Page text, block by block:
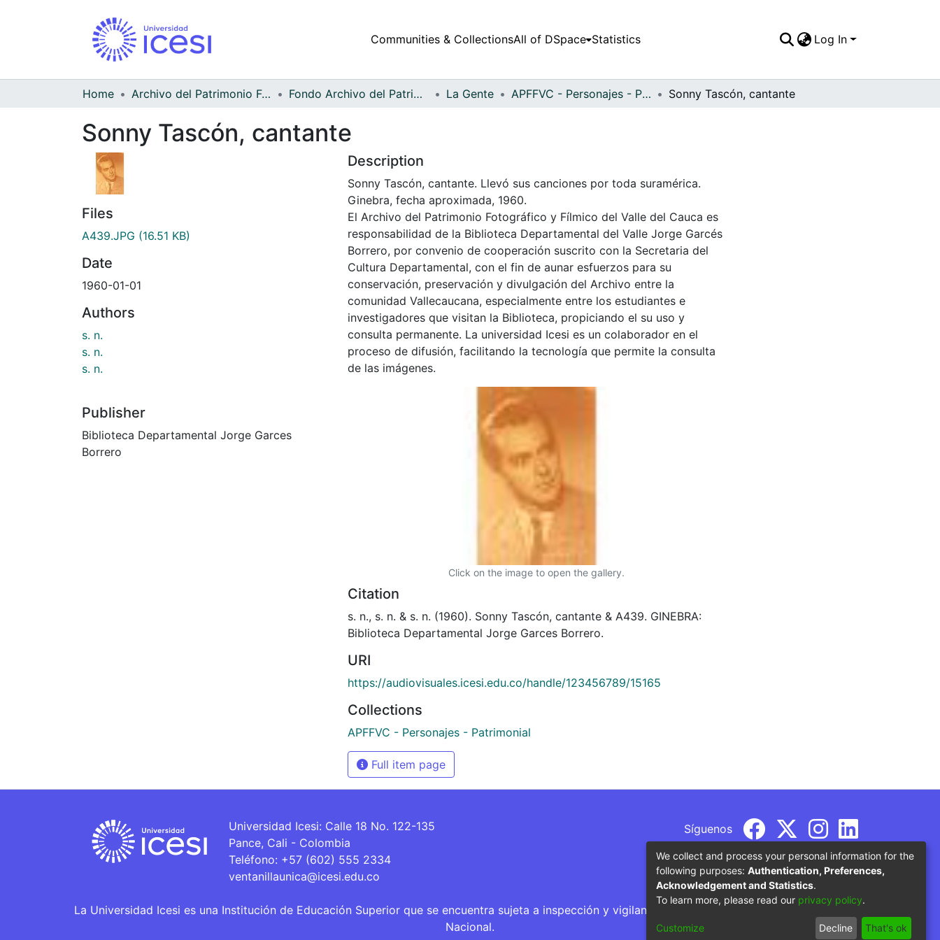
Communities & CollectionsAll of DSpace Statistics Log In
Home Archivo del Patrimonio Fotográfico y Fílmico del Valle del Cauca Fondo Archivo del Patrimonio Fotográfico y Fílmico del Valle del Cauca La Gente APFFVC - Personajes - Patrimonial Sonny Tascón, cantante
Sonny Tascón, cantante
Files
A439.JPG (16.51 KB)
Date
1960-01-01
Authors
s. n.
s. n.
s. n.
Publisher
Biblioteca Departamental Jorge Garces
Borrero
Description
Sonny Tascón, cantante. Llevó sus canciones por toda suramérica.
Ginebra, fecha aproximada, 1960.
El Archivo del Patrimonio Fotográfico y Fílmico del Valle del Cauca es
responsabilidad de la Biblioteca Departamental del Valle Jorge Garcés
Borrero, por convenio de cooperación suscrito con la Secretaria del
Cultura Departamental, con el fin de aunar esfuerzos para su
conservación, preservación y divulgación del Archivo entre la
comunidad Vallecaucana, especialmente entre los estudiantes e
investigadores que visitan la Biblioteca, propiciando el su uso y
consulta permanente. La universidad Icesi es un colaborador en el
proceso de difusión, facilitando la tecnología que permite la consulta
de las imágenes.
Click on the image to open the gallery.
Citation
s. n., s. n. & s. n. (1960). Sonny Tascón, cantante & A439. GINEBRA:
Biblioteca Departamental Jorge Garces Borrero.
URI
https://audiovisuales.icesi.edu.co/handle/123456789/15165
Collections
APFFVC - Personajes - Patrimonial
Full item page
Universidad Icesi: Calle 18 No. 122-135
Pance, Cali - Colombia
Teléfono: +57 (602) 555 2334
ventanillaunica@icesi.edu.co
Síguenos
La Universidad Icesi es una Institución de Educación Superior que se encuentra sujeta a inspección y vigilancia por parte del Ministerio de Educación
Nacional.
We collect and process your personal information for the
following purposes: Authentication, Preferences,
Acknowledgement and Statistics.
To learn more, please read our privacy policy.
Customize Decline That's ok